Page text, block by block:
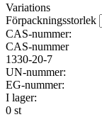
Variations
Förpackningsstorlek
CAS-nummer:
CAS-nummer
1330-20-7
UN-nummer:
EG-nummer:
I lager:
0 st